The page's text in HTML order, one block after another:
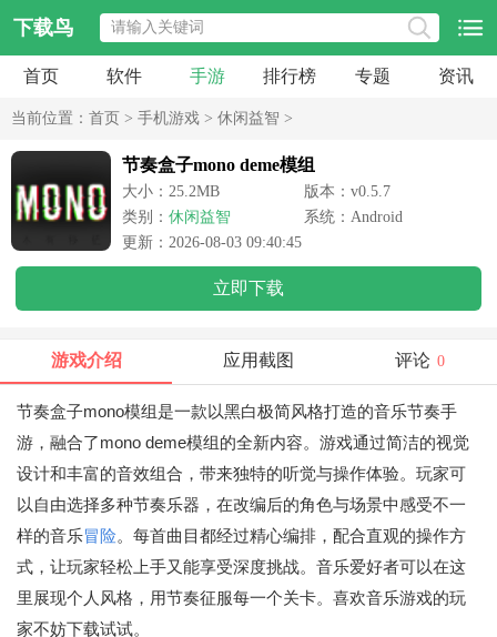
下载鸟
首页 软件 手游 排行榜 专题 资讯
当前位置： 首页 > 手机游戏 > 休闲益智 >
节奏盒子mono deme模组
大小：25.2MB
版本：v0.5.7
类别： 休闲益智
系统：Android
更新：2026-08-03 09:40:45
立即下载
游戏介绍 应用截图 评论 0
节奏盒子mono模组是一款以黑白极简风格打造的音乐节奏手
游，融合了mono deme模组的全新内容。游戏通过简洁的视觉
设计和丰富的音效组合，带来独特的听觉与操作体验。玩家可
以自由选择多种节奏乐器，在改编后的角色与场景中感受不一
样的音乐冒险。每首曲目都经过精心编排，配合直观的操作方
式，让玩家轻松上手又能享受深度挑战。音乐爱好者可以在这
里展现个人风格，用节奏征服每一个关卡。喜欢音乐游戏的玩
家不妨下载试试。